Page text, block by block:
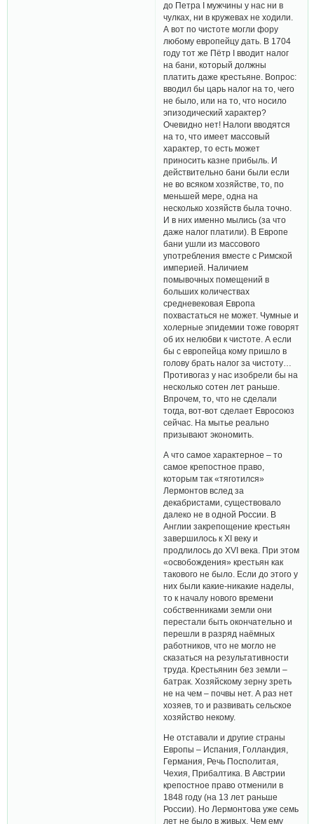
до Петра I мужчины у нас ни в
чулках, ни в кружевах не ходили.
А вот по чистоте могли фору
любому европейцу дать. В 1704
году тот же Пётр I вводит налог
на бани, который должны
платить даже крестьяне. Вопрос:
вводил бы царь налог на то, чего
не было, или на то, что носило
эпизодический характер?
Очевидно нет! Налоги вводятся
на то, что имеет массовый
характер, то есть может
приносить казне прибыль. И
действительно бани были если
не во всяком хозяйстве, то, по
меньшей мере, одна на
несколько хозяйств была точно.
И в них именно мылись (за что
даже налог платили). В Европе
бани ушли из массового
употребления вместе с Римской
империей. Наличием
помывочных помещений в
больших количествах
средневековая Европа
похвастаться не может. Чумные и
холерные эпидемии тоже говорят
об их нелюбви к чистоте. А если
бы с европейца кому пришло в
голову брать налог за чистоту…
Противогаз у нас изобрели бы на
несколько сотен лет раньше.
Впрочем, то, что не сделали
тогда, вот-вот сделает Евросоюз
сейчас. На мытье реально
призывают экономить.
А что самое характерное – то
самое крепостное право,
которым так «тяготился»
Лермонтов вслед за
декабристами, существовало
далеко не в одной России. В
Англии закрепощение крестьян
завершилось к XI веку и
продлилось до XVI века. При этом
«освобождения» крестьян как
такового не было. Если до этого у
них были какие-никакие наделы,
то к началу нового времени
собственниками земли они
перестали быть окончательно и
перешли в разряд наёмных
работников, что не могло не
сказаться на результативности
труда. Крестьянин без земли –
батрак. Хозяйскому зерну зреть
не на чем – почвы нет. А раз нет
хозяев, то и развивать сельское
хозяйство некому.
Не отставали и другие страны
Европы – Испания, Голландия,
Германия, Речь Посполитая,
Чехия, Прибалтика. В Австрии
крепостное право отменили в
1848 году (на 13 лет раньше
России). Но Лермонтова уже семь
лет не было в живых. Чем ему